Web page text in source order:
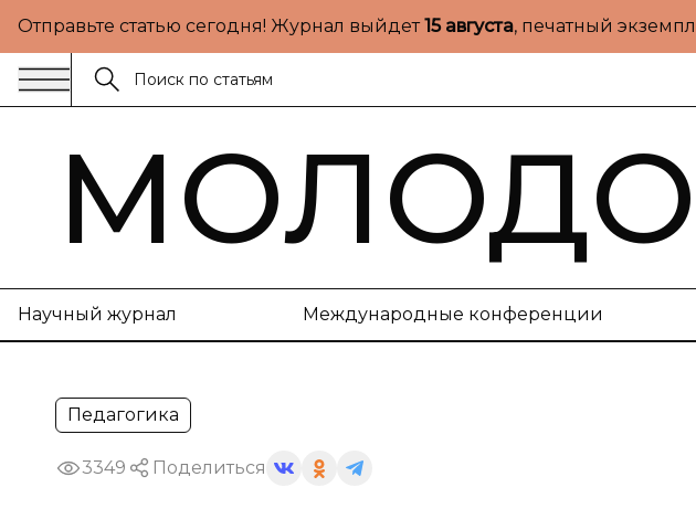
Отправьте статью сегодня! Журнал выйдет15 августа, печатный
Научный журнал Международные конференции
Педагогика
3349 Поделиться